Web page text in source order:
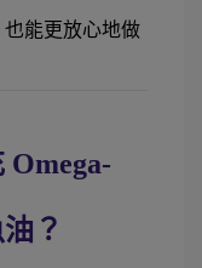
能更放心地做
Omega-
？